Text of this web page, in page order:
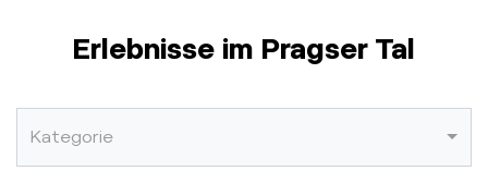
Erlebnisse im Pragser Tal
Kategorie